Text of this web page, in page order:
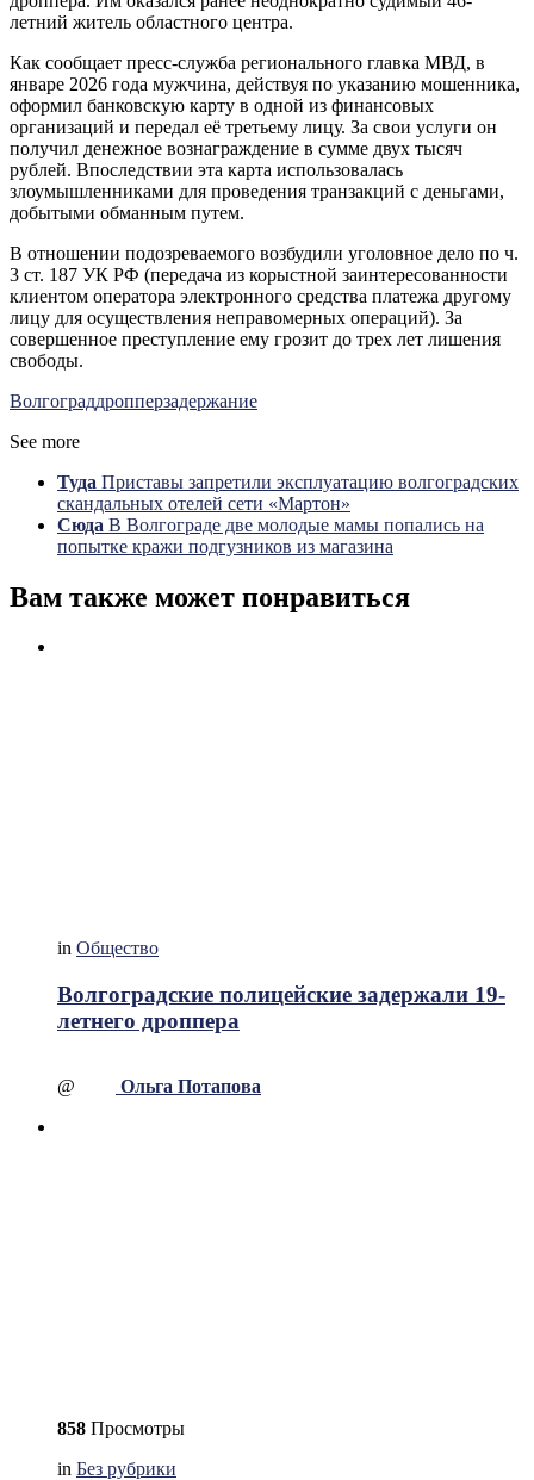
летний житель областного центра.
Как сообщает пресс-служба регионального главка МВД, в
январе 2026 года мужчина, действуя по указанию мошенника,
оформил банковскую карту в одной из финансовых
организаций и передал её третьему лицу. За свои услуги он
получил денежное вознаграждение в сумме двух тысяч
рублей. Впоследствии эта карта использовалась
злоумышленниками для проведения транзакций с деньгами,
добытыми обманным путем.
В отношении подозреваемого возбудили уголовное дело по ч.
3 ст. 187 УК РФ (передача из корыстной заинтересованности
клиентом оператора электронного средства платежа другому
лицу для осуществления неправомерных операций). За
совершенное преступление ему грозит до трех лет лишения
свободы.
Волгограддропперзадержание
See more
Туда Приставы запретили эксплуатацию волгоградских
скандальных отелей сети «Мартон»
Сюда В Волгограде две молодые мамы попались на
попытке кражи подгузников из магазина
Вам также может понравиться
in Общество
Волгоградские полицейские задержали 19-
летнего дроппера
@ Ольга Потапова
858 Просмотры
in Без рубрики